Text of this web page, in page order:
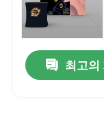
제품 소개
동영상
최고의